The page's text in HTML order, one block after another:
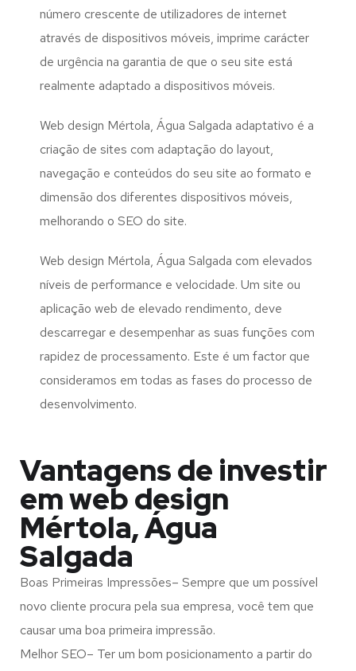
número crescente de utilizadores de internet
através de dispositivos móveis, imprime carácter
de urgência na garantia de que o seu site está
realmente adaptado a dispositivos móveis.
Web design Mértola, Água Salgada adaptativo é a
criação de sites com adaptação do layout,
navegação e conteúdos do seu site ao formato e
dimensão dos diferentes dispositivos móveis,
melhorando o SEO do site.
Web design Mértola, Água Salgada com elevados
níveis de performance e velocidade. Um site ou
aplicação web de elevado rendimento, deve
descarregar e desempenhar as suas funções com
rapidez de processamento. Este é um factor que
consideramos em todas as fases do processo de
desenvolvimento.
Vantagens de investir
em web design
Mértola, Água
Salgada
Boas Primeiras Impressões– Sempre que um possível
novo cliente procura pela sua empresa, você tem que
causar uma boa primeira impressão.
Melhor SEO– Ter um bom posicionamento a partir do